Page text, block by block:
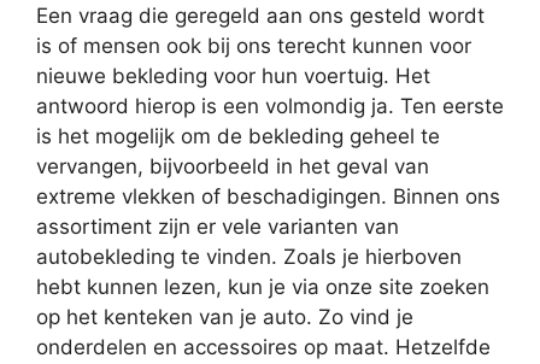
Een vraag die geregeld aan ons gesteld wordt
is of mensen ook bij ons terecht kunnen voor
nieuwe bekleding voor hun voertuig. Het
antwoord hierop is een volmondig ja. Ten eerste
is het mogelijk om de bekleding geheel te
vervangen, bijvoorbeeld in het geval van
extreme vlekken of beschadigingen. Binnen ons
assortiment zijn er vele varianten van
autobekleding te vinden. Zoals je hierboven
hebt kunnen lezen, kun je via onze site zoeken
op het kenteken van je auto. Zo vind je
onderdelen en accessoires op maat. Hetzelfde